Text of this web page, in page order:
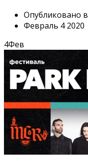
Опубликовано в
Февраль 4 2020
4Фев